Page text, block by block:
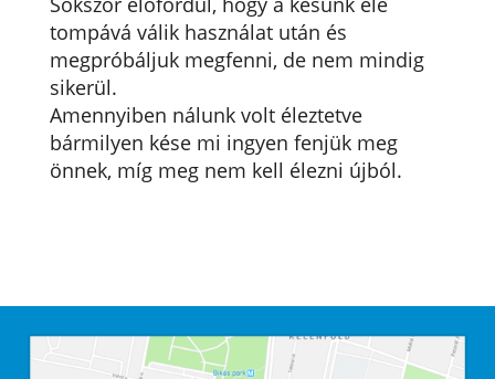
tompává válik használat után és
megpróbáljuk megfenni, de nem mindig
sikerül.
Amennyiben nálunk volt éleztetve
bármilyen kése mi ingyen fenjük meg
önnek, míg meg nem kell élezni újból.